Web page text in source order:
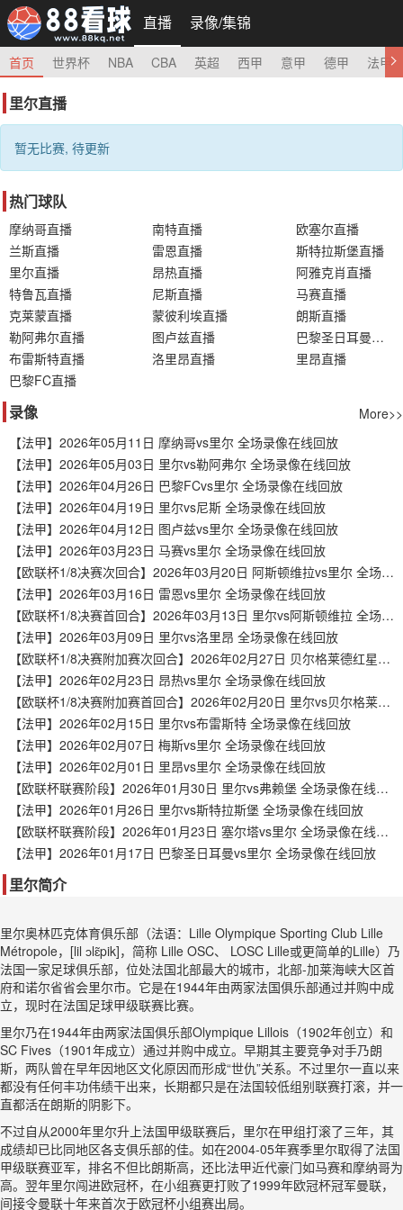
直播 录像/集锦
首页 世界杯 NBA CBA 英超 西甲 意甲 德甲 法甲
里尔直播
暂无比赛, 待更新
热门球队
摩纳哥直播 南特直播
欧塞尔直播
兰斯直播
雷恩直播
斯特拉斯堡直播
里尔直播
昂热直播
阿雅克肖直播
特鲁瓦直播
尼斯直播
马赛直播
克莱蒙直播
蒙彼利埃直播
朗斯直播
勒阿弗尔直播
图卢兹直播
巴黎圣日耳曼直播
布雷斯特直播
洛里昂直播
里昂直播
巴黎FC直播
录像
More>>
【法甲】2026年05月11日 摩纳哥vs里尔 全场录像在线回放
【法甲】2026年05月03日 里尔vs勒阿弗尔 全场录像在线回放
【法甲】2026年04月26日 巴黎FCvs里尔 全场录像在线回放
【法甲】2026年04月19日 里尔vs尼斯 全场录像在线回放
【法甲】2026年04月12日 图卢兹vs里尔 全场录像在线回放
【法甲】2026年03月23日 马赛vs里尔 全场录像在线回放
【欧联杯1/8决赛次回合】2026年03月20日 阿斯顿维拉vs里尔 全场录像在线回放
【法甲】2026年03月16日 雷恩vs里尔 全场录像在线回放
【欧联杯1/8决赛首回合】2026年03月13日 里尔vs阿斯顿维拉 全场录像在线回放
【法甲】2026年03月09日 里尔vs洛里昂 全场录像在线回放
【欧联杯1/8决赛附加赛次回合】2026年02月27日 贝尔格莱德红星vs里尔 全场录像在线回放
【法甲】2026年02月23日 昂热vs里尔 全场录像在线回放
【欧联杯1/8决赛附加赛首回合】2026年02月20日 里尔vs贝尔格莱德红星 全场录像在线回放
【法甲】2026年02月15日 里尔vs布雷斯特 全场录像在线回放
【法甲】2026年02月07日 梅斯vs里尔 全场录像在线回放
【法甲】2026年02月01日 里昂vs里尔 全场录像在线回放
【欧联杯联赛阶段】2026年01月30日 里尔vs弗赖堡 全场录像在线回放
【法甲】2026年01月26日 里尔vs斯特拉斯堡 全场录像在线回放
【欧联杯联赛阶段】2026年01月23日 塞尔塔vs里尔 全场录像在线回放
【法甲】2026年01月17日 巴黎圣日耳曼vs里尔 全场录像在线回放
里尔简介
里尔奥林匹克体育俱乐部（法语：Lille Olympique Sporting Club Lille
Métropole，[lil ɔlɛ̃pik]，简称 Lille OSC、 LOSC Lille或更简单的Lille）乃
法国一家足球俱乐部，位处法国北部最大的城市，北部-加莱海峡大区首
府和诺尔省省会里尔市。它是在1944年由两家法国俱乐部通过并购中成
立，现时在法国足球甲级联赛比赛。
里尔乃在1944年由两家法国俱乐部Olympique Lillois（1902年创立）和
SC Fives（1901年成立）通过并购中成立。早期其主要竞争对手乃朗
斯，两队曾在早年因地区文化原因而形成“世仇”关系。不过里尔一直以来
都没有任何丰功伟绩干出来，长期都只是在法国较低组别联赛打滚，并一
直都活在朗斯的阴影下。
不过自从2000年里尔升上法国甲级联赛后，里尔在甲组打滚了三年，其
成绩却已比同地区各支俱乐部的佳。如在2004-05年赛季里尔取得了法国
甲级联赛亚军，排名不但比朗斯高，还比法甲近代豪门如马赛和摩纳哥为
高。翌年里尔闯进欧冠杯，在小组赛更打败了1999年欧冠杯冠军曼联，
间接令曼联十年来首次于欧冠杯小组赛出局。